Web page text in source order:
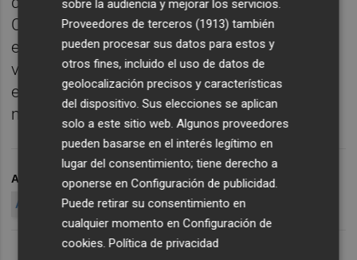
Comunitat Valenciana", tal como se
establece en la Ley de uso y enseñanza del
valenciano y se recomienda en la Carta
europea de las lenguas regionales y
minoritarias.
ARCHIVADO EN SUBVENCIONES MEDIOS
VALENCIANO
AYUDAS AL VALENCIANO
sobre la audiencia y mejorar los servicios.
Proveedores de terceros (1913) también
pueden procesar sus datos para estos y
otros fines, incluido el uso de datos de
geolocalización precisos y características
del dispositivo. Sus elecciones se aplican
solo a este sitio web. Algunos proveedores
pueden basarse en el interés legítimo en
lugar del consentimiento; tiene derecho a
oponerse enConfiguración de publicidad
Puede retirar su consentimiento en
cualquier momento enConfiguración de
cookies .Política de privacidad